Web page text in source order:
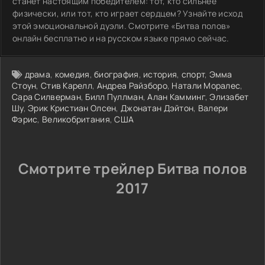
физически, или тот, кто играет сердцем? Узнайте исход
этой эмоциональной дуэли. Смотрите «Битва полов»
онлайн бесплатно и на русском языке прямо сейчас.
драма, комедия,биография, история, спорт, Эмма
Стоун, Стив Карелл, Андреа Райзборо, Натали Моралес,
Сара Силверман, Билл Пуллман,Алан Камминг,Элизабет
Шу,Эрик Кристиан Олсен,Джонатан Дэйтон, Валери
Фэрис, Великобритания,США
Смотрите трейлер Битва полов
2017